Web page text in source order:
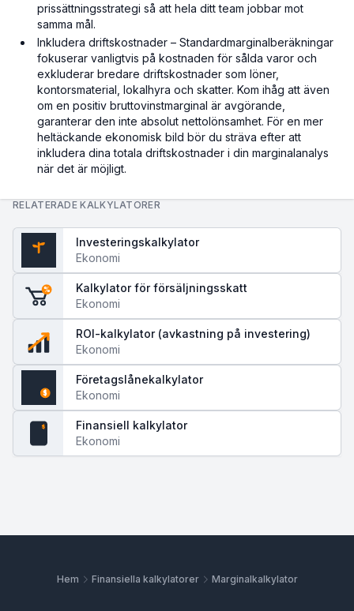
prissättningsstrategi så att hela ditt team jobbar mot
samma mål.
Inkludera driftskostnader – Standardmarginalberäkningar
fokuserar vanligtvis på kostnaden för sålda varor och
exkluderar bredare driftskostnader som löner,
kontorsmaterial, lokalhyra och skatter. Kom ihåg att även
om en positiv bruttovinstmarginal är avgörande,
garanterar den inte absolut nettolönsamhet. För en mer
heltäckande ekonomisk bild bör du sträva efter att
inkludera dina totala driftskostnader i din marginalanalys
när det är möjligt.
RELATERADE KALKYLATORER
Investeringskalkylator
Ekonomi
%
Kalkylator för försäljningsskatt
Ekonomi
ROI-kalkylator (avkastning på investering)
Ekonomi
$
Företagslånekalkylator
Ekonomi
$
Finansiell kalkylator
Ekonomi
Hem Finansiella kalkylatorer Marginalkalkylator